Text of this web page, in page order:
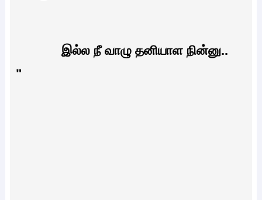
இல்ல நீ வாழு தனியாள நின்னு..
"